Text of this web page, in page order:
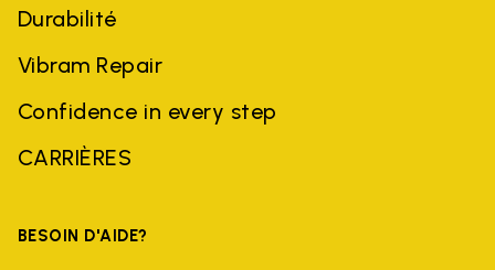
Durabilité
Vibram Repair
Confidence in every step
CARRIÈRES
BESOIN D'AIDE?